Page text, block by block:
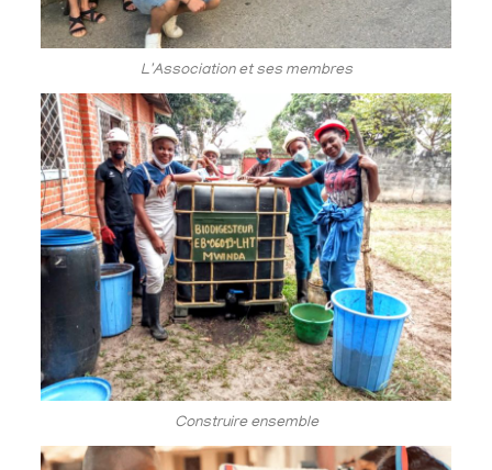
L'Association et ses membres
Construire ensemble